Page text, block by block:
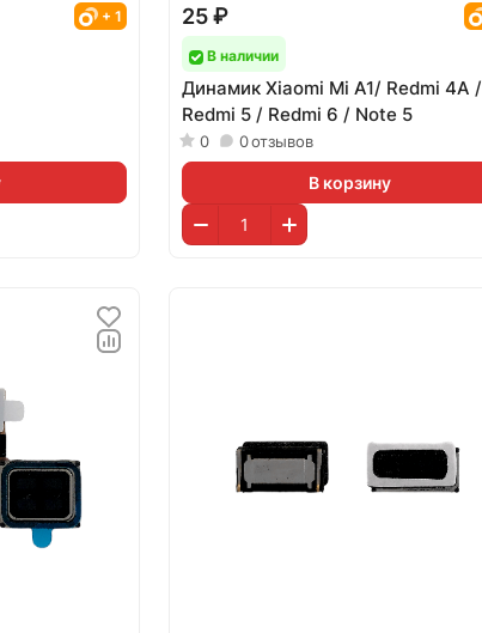
+ 1 25 ₽
В наличии
Динамик Xiaomi Mi A1/ Redmi 4A /
Redmi 5 / Redmi 6 / Note 5
0 0отзывов
В корзину